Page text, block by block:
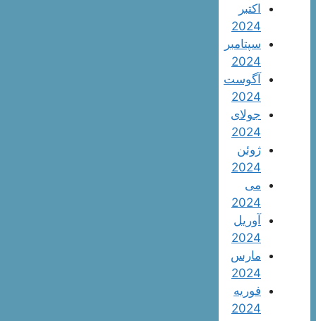
اکتبر
2024
سپتامبر
2024
آگوست
2024
جولای
2024
ژوئن
2024
می
2024
آوریل
2024
مارس
2024
فوریه
2024